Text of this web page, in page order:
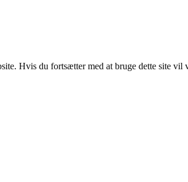
Hvis du fortsætter med at bruge dette site vil